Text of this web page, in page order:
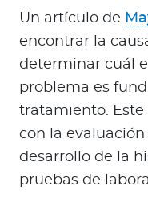
Un artículo de
encontrar la
determinar cuál
problema es
tratamiento.
con la evaluación
desarrollo de la
pruebas de